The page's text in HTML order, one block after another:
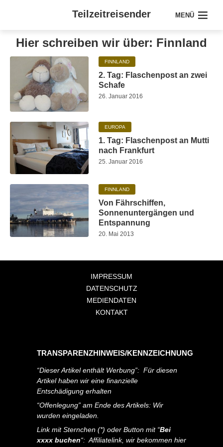
Teilzeitreisender MENÜ
Hier schreiben wir über: Finnland
FINNLAND
2. Tag: Flaschenpost an zwei
Schafe
26. Januar 2016
EUROPA
1. Tag: Flaschenpost an Mutti
nach Frankfurt
25. Januar 2016
FINNLAND
Von Fährschiffen,
Sonnenuntergängen und
Entspannung
20. Mai 2013
IMPRESSUM
DATENSCHUTZ
MEDIENDATEN
KONTAKT
TRANSPARENZHINWEIS/KENNZEICHNUNG
“Dieser Artikel enthält Werbung”: Für diesen
Artikel haben wir eine finanzielle
Entschädigung erhalten
“Offenlegung” am Ende des Artikels: Wir
wurden eingeladen.
Link mit Sternchen (*) oder Button mit “Bei
xxxx buchen“: Affiliatelink, wir bekommen hier